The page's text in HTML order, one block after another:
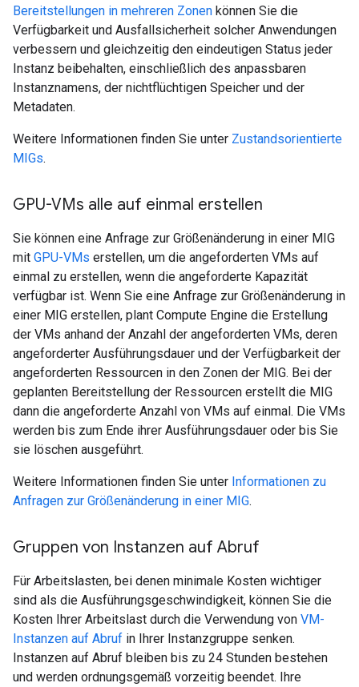
Bereitstellungen in mehreren Zonen können Sie die
Verfügbarkeit und Ausfallsicherheit solcher Anwendungen
verbessern und gleichzeitig den eindeutigen Status jeder
Instanz beibehalten, einschließlich des anpassbaren
Instanznamens, der nichtflüchtigen Speicher und der
Metadaten.
Weitere Informationen finden Sie unter Zustandsorientierte
MIGs.
GPU-VMs alle auf einmal erstellen
Sie können eine Anfrage zur Größenänderung in einer MIG
mit GPU-VMs erstellen, um die angeforderten VMs auf
einmal zu erstellen, wenn die angeforderte Kapazität
verfügbar ist. Wenn Sie eine Anfrage zur Größenänderung in
einer MIG erstellen, plant Compute Engine die Erstellung
der VMs anhand der Anzahl der angeforderten VMs, deren
angeforderter Ausführungsdauer und der Verfügbarkeit der
angeforderten Ressourcen in den Zonen der MIG. Bei der
geplanten Bereitstellung der Ressourcen erstellt die MIG
dann die angeforderte Anzahl von VMs auf einmal. Die VMs
werden bis zum Ende ihrer Ausführungsdauer oder bis Sie
sie löschen ausgeführt.
Weitere Informationen finden Sie unter Informationen zu
Anfragen zur Größenänderung in einer MIG.
Gruppen von Instanzen auf Abruf
Für Arbeitslasten, bei denen minimale Kosten wichtiger
sind als die Ausführungsgeschwindigkeit, können Sie die
Kosten Ihrer Arbeitslast durch die Verwendung von VM-
Instanzen auf Abruf in Ihrer Instanzgruppe senken.
Instanzen auf Abruf bleiben bis zu 24 Stunden bestehen
und werden ordnungsgemäß vorzeitig beendet. Ihre